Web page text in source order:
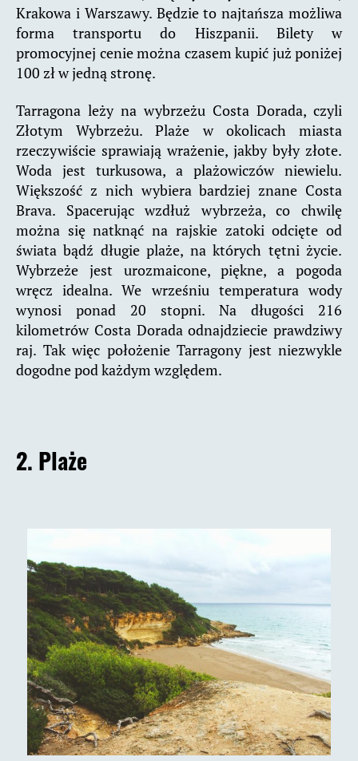
Krakowa i Warszawy. Będzie to najtańsza możliwa
forma transportu do Hiszpanii. Bilety w
promocyjnej cenie można czasem kupić już poniżej
100 zł w jedną stronę.
Tarragona leży na wybrzeżu Costa Dorada, czyli
Złotym Wybrzeżu. Plaże w okolicach miasta
rzeczywiście sprawiają wrażenie, jakby były złote.
Woda jest turkusowa, a plażowiczów niewielu.
Większość z nich wybiera bardziej znane Costa
Brava. Spacerując wzdłuż wybrzeża, co chwilę
można się natknąć na rajskie zatoki odcięte od
świata bądź długie plaże, na których tętni życie.
Wybrzeże jest urozmaicone, piękne, a pogoda
wręcz idealna. We wrześniu temperatura wody
wynosi ponad 20 stopni. Na długości 216
kilometrów Costa Dorada odnajdziecie prawdziwy
raj. Tak więc położenie Tarragony jest niezwykle
dogodne pod każdym względem.
2. Plaże